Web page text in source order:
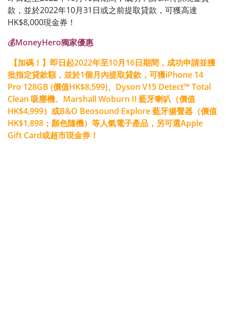
款，並於2022年10月31日或之前提取貸款，可獲高達
HK$8,000現金券！
💰MoneyHero獨家優惠
【加碼！】即日起2022年至10月16日期間，成功申請並獲
批指定貸款額，並於1個月內提取貸款，可獲iPhone 14
Pro 128GB (價值HK$8,599)、Dyson V15 Detect™ Total
Clean 吸塵機、Marshall Woburn II 藍牙喇叭（價值
HK$4,999）或B&O Beosound Explore 藍牙揚聲器（價值
HK$1,898；顏色隨機）等人氣電子產品，另可選Apple
Gift Card或超市現金券！